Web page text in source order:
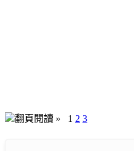
翻頁閱讀 » 1 2 3